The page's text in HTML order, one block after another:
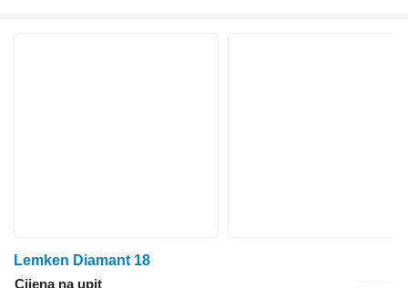
Lemken Diamant 18
Cijena na upit